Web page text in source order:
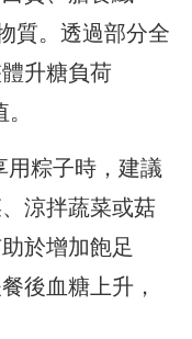
質。透過部分全
升糖負荷
用粽子時，建議
涼拌蔬菜或菇
於增加飽足
後血糖上升，